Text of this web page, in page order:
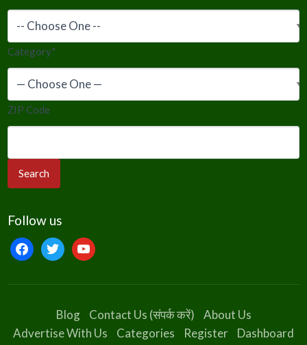
Category*
ZIP Code
Follow us
facebooktwitteryoutube
Blog Contact Us (संपर्क करें)
About Us
Advertise With Us
Categories Register
Dashboard